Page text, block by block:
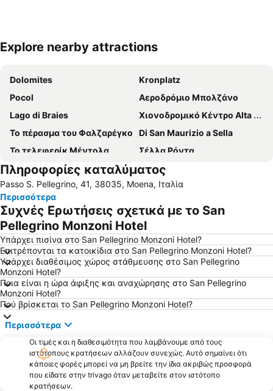
Ανάπτυξη χάρτη
Explore nearby attractions
Dolomites
Kronplatz
Pocol
Αεροδρόμιο Μπολζάνο
Lago di Braies
Χιονοδρομικό Κέντρο Alta Badia
Το πέρασμα του Φαλζαρέγκο
Di San Maurizio a Sella
Το τελεφερίκ Μέντολα
Σέλλα Ρόντα
Bressanone a prima vista
Λίμνη Kaltern
Lago di Dobbiaco
Πληροφορίες καταλύματος
Passo S. Pellegrino, 41, 38035, Moena, Ιταλία
Περισσότερα
Συχνές Ερωτήσεις σχετικά με το San
Pellegrino Monzoni Hotel
Υπάρχει πισίνα στο San Pellegrino Monzoni Hotel?
Επιτρέπονται τα κατοικίδια στο San Pellegrino Monzoni Hotel?
Υπάρχει διαθέσιμος χώρος στάθμευσης στο San Pellegrino
Monzoni Hotel?
Ποια είναι η ώρα άφιξης και αναχώρησης στο San Pellegrino
Monzoni Hotel?
Πού βρίσκεται το San Pellegrino Monzoni Hotel?
Περισσότερα
Οι τιμές και η διαθεσιμότητα που λαμβάνουμε από τους
ιστότοπους κρατήσεων αλλάζουν συνεχώς. Αυτό σημαίνει ότι
κάποιες φορές μπορεί να μη βρείτε την ίδια ακριβώς προσφορά
που είδατε στην trivago όταν μεταβείτε στον ιστότοπο
κρατήσεων.